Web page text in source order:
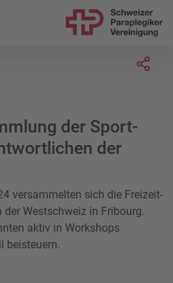
der Sport-
der
versammelten sich die Freizeit-
Westschweiz in Fribourg.
aktiv in Workshops
beisteuern.